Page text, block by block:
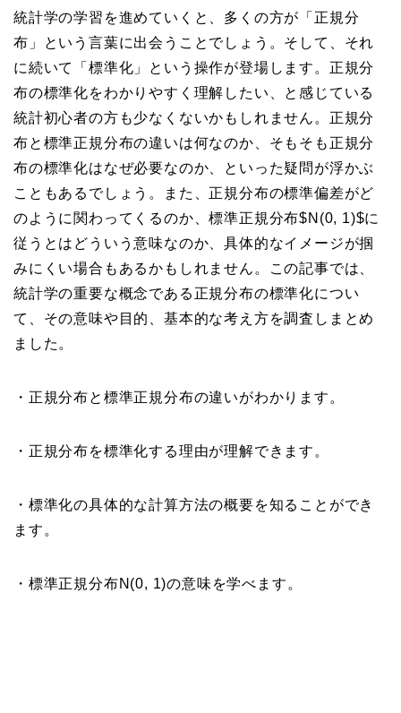
統計学の学習を進めていくと、多くの方が「正規分
布」という言葉に出会うことでしょう。そして、それ
に続いて「標準化」という操作が登場します。正規分
布の標準化をわかりやすく理解したい、と感じている
統計初心者の方も少なくないかもしれません。正規分
布と標準正規分布の違いは何なのか、そもそも正規分
布の標準化はなぜ必要なのか、といった疑問が浮かぶ
こともあるでしょう。また、正規分布の標準偏差がど
のように関わってくるのか、標準正規分布$N(0, 1)$に
従うとはどういう意味なのか、具体的なイメージが掴
みにくい場合もあるかもしれません。この記事では、
統計学の重要な概念である正規分布の標準化につい
て、その意味や目的、基本的な考え方を調査しまとめ
ました。
・正規分布と標準正規分布の違いがわかります。
・正規分布を標準化する理由が理解できます。
・標準化の具体的な計算方法の概要を知ることができ
ます。
・標準正規分布N(0, 1)の意味を学べます。